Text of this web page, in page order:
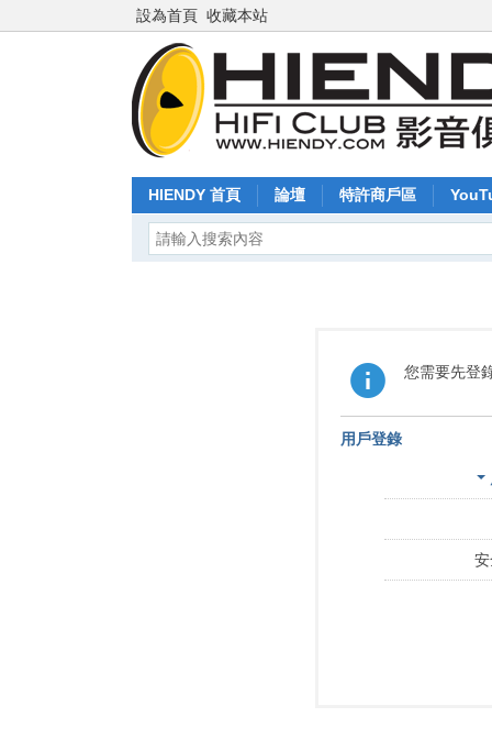
設為首頁 收藏本站
HIENDY 首頁 論壇 特許商戶區
您需要先登
用戶登錄